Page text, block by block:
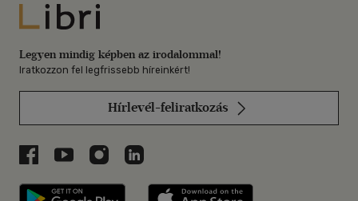
Libri
Legyen mindig képben az irodalommal!
Iratkozzon fel legfrissebb híreinkért!
Hírlevél-feliratkozás
Libri a Facebookon
Libri a Youtube-on
Libri az Instagramon
Libri a LinkedInen
Libri applikáció Szerezd meg: Google